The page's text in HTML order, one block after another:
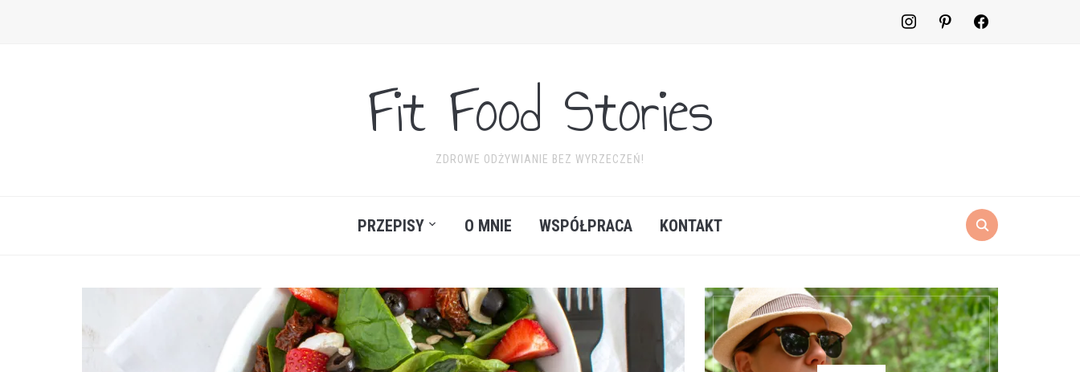
instagrampinterestfacebook2
Fit Food Stories
ZDROWE ODŻYWIANIE BEZ WYRZECZEŃ!
PRZEPISY O MNIE WSPÓŁPRACA KONTAKT